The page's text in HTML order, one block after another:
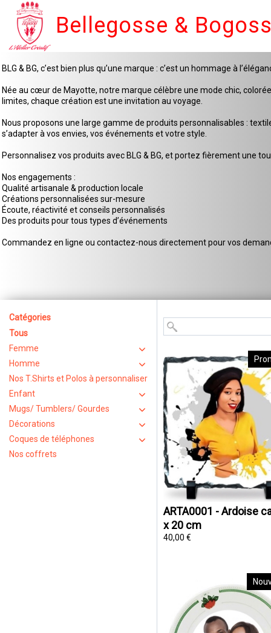
Bellegosse &
BLG & BG, c’est bien plus qu’une marque : c’est un hommage à
Née au cœur de Mayotte, notre marque célèbre une mode chic,
limites, chaque création est une invitation au voyage.
Nous proposons une large gamme de produits personnalisables :
s’adapter à vos envies, vos événements et votre style.
Personnalisez vos produits avec BLG & BG, et portez fièrement une
Nos engagements :
Qualité artisanale & production locale
Créations personnalisées sur-mesure
Écoute, réactivité et conseils personnalisés
Des produits pour tous types d’événements
Commandez en ligne ou contactez-nous directement pour vos
Catégories
Tous
Femme
Homme
Nos T.Shirts et Polos à personnaliser
Enfant
Mugs/ Tumblers/ Gourdes
Décorations
Coques de téléphones
Nos coffrets
ARTA0001 - Ardoise
x 20 cm
40,00 €